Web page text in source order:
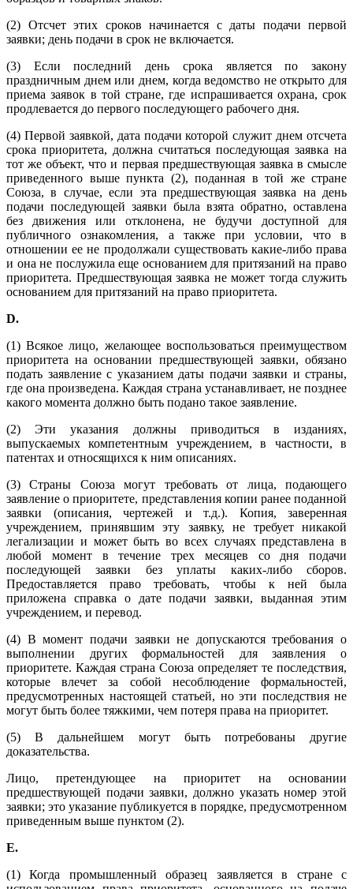
(2) Отсчет этих сроков начинается с даты подачи первой
заявки; день подачи в срок не включается.
(3) Если последний день срока является по закону
праздничным днем или днем, когда ведомство не открыто для
приема заявок в той стране, где испрашивается охрана, срок
продлевается до первого последующего рабочего дня.
(4) Первой заявкой, дата подачи которой служит днем отсчета
срока приоритета, должна считаться последующая заявка на
тот же объект, что и первая предшествующая заявка в смысле
приведенного выше пункта (2), поданная в той же стране
Союза, в случае, если эта предшествующая заявка на день
подачи последующей заявки была взята обратно, оставлена
без движения или отклонена, не будучи доступной для
публичного ознакомления, а также при условии, что в
отношении ее не продолжали существовать какие-либо права
и она не послужила еще основанием для притязаний на право
приоритета. Предшествующая заявка не может тогда служить
основанием для притязаний на право приоритета.
D.
(1) Всякое лицо, желающее воспользоваться преимуществом
приоритета на основании предшествующей заявки, обязано
подать заявление с указанием даты подачи заявки и страны,
где она произведена. Каждая страна устанавливает, не позднее
какого момента должно быть подано такое заявление.
(2) Эти указания должны приводиться в изданиях,
выпускаемых компетентным учреждением, в частности, в
патентах и относящихся к ним описаниях.
(3) Страны Союза могут требовать от лица, подающего
заявление о приоритете, представления копии ранее поданной
заявки (описания, чертежей и т.д.). Копия, заверенная
учреждением, принявшим эту заявку, не требует никакой
легализации и может быть во всех случаях представлена в
любой момент в течение трех месяцев со дня подачи
последующей заявки без уплаты каких-либо сборов.
Предоставляется право требовать, чтобы к ней была
приложена справка о дате подачи заявки, выданная этим
учреждением, и перевод.
(4) В момент подачи заявки не допускаются требования о
выполнении других формальностей для заявления о
приоритете. Каждая страна Союза определяет те последствия,
которые влечет за собой несоблюдение формальностей,
предусмотренных настоящей статьей, но эти последствия не
могут быть более тяжкими, чем потеря права на приоритет.
(5) В дальнейшем могут быть потребованы другие
доказательства.
Лицо, претендующее на приоритет на основании
предшествующей подачи заявки, должно указать номер этой
заявки; это указание публикуется в порядке, предусмотренном
приведенным выше пунктом (2).
E.
(1) Когда промышленный образец заявляется в стране с